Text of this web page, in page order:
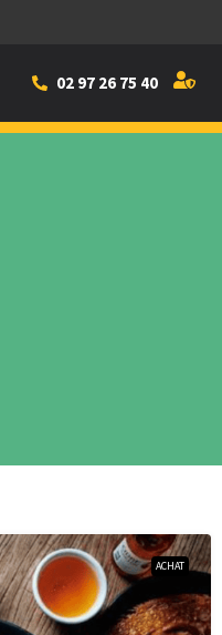
02 97 26 75 40
ACHAT